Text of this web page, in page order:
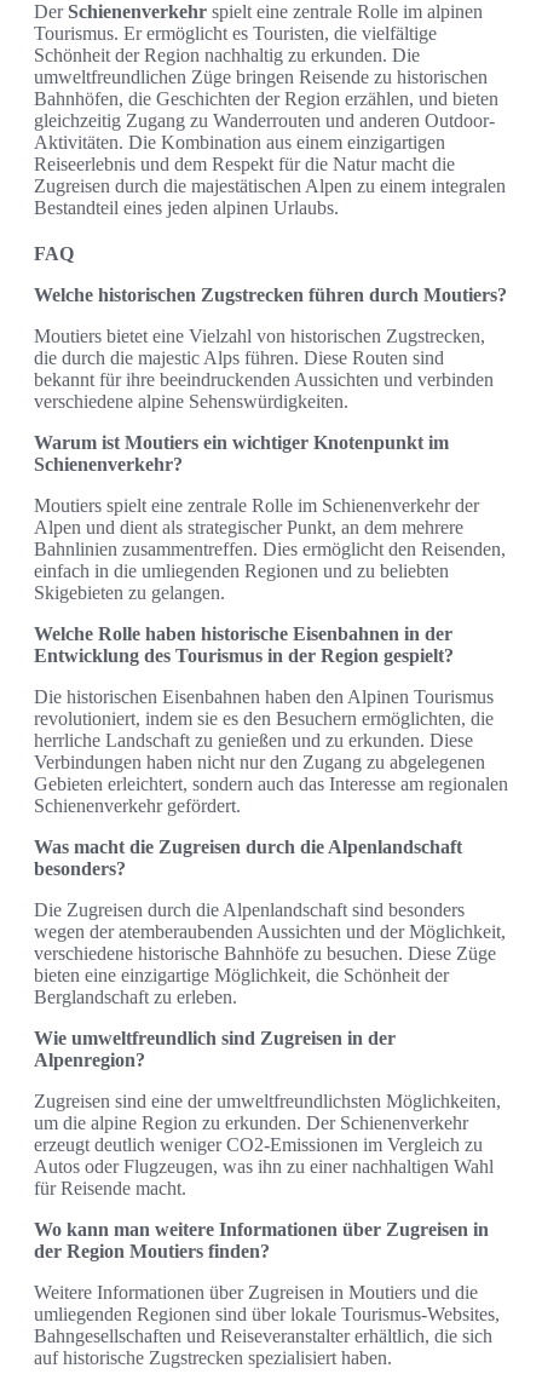
DerSchienenverkehr spielt eine zentrale Rolle im alpinen
Tourismus. Er ermöglicht es Touristen, die vielfältige
Schönheit der Region nachhaltig zu erkunden. Die
umweltfreundlichen Züge bringen Reisende zu historischen
Bahnhöfen, die Geschichten der Region erzählen, und bieten
gleichzeitig Zugang zu Wanderrouten und anderen Outdoor-
Aktivitäten. Die Kombination aus einem einzigartigen
Reiseerlebnis und dem Respekt für die Natur macht die
Zugreisen durch die majestätischen Alpen zu einem integralen
Bestandteil eines jeden alpinen Urlaubs.
FAQ
Welche historischen Zugstrecken führen durch Moutiers?
Moutiers bietet eine Vielzahl von historischen Zugstrecken,
die durch die majestic Alps führen. Diese Routen sind
bekannt für ihre beeindruckenden Aussichten und verbinden
verschiedene alpine Sehenswürdigkeiten.
Warum ist Moutiers ein wichtiger Knotenpunkt im
Schienenverkehr?
Moutiers spielt eine zentrale Rolle im Schienenverkehr der
Alpen und dient als strategischer Punkt, an dem mehrere
Bahnlinien zusammentreffen. Dies ermöglicht den Reisenden,
einfach in die umliegenden Regionen und zu beliebten
Skigebieten zu gelangen.
Welche Rolle haben historische Eisenbahnen in der
Entwicklung des Tourismus in der Region gespielt?
Die historischen Eisenbahnen haben den Alpinen Tourismus
revolutioniert, indem sie es den Besuchern ermöglichten, die
herrliche Landschaft zu genießen und zu erkunden. Diese
Verbindungen haben nicht nur den Zugang zu abgelegenen
Gebieten erleichtert, sondern auch das Interesse am regionalen
Schienenverkehr gefördert.
Was macht die Zugreisen durch die Alpenlandschaft
besonders?
Die Zugreisen durch die Alpenlandschaft sind besonders
wegen der atemberaubenden Aussichten und der Möglichkeit,
verschiedene historische Bahnhöfe zu besuchen. Diese Züge
bieten eine einzigartige Möglichkeit, die Schönheit der
Berglandschaft zu erleben.
Wie umweltfreundlich sind Zugreisen in der
Alpenregion?
Zugreisen sind eine der umweltfreundlichsten Möglichkeiten,
um die alpine Region zu erkunden. Der Schienenverkehr
erzeugt deutlich weniger CO2-Emissionen im Vergleich zu
Autos oder Flugzeugen, was ihn zu einer nachhaltigen Wahl
für Reisende macht.
Wo kann man weitere Informationen über Zugreisen in
der Region Moutiers finden?
Weitere Informationen über Zugreisen in Moutiers und die
umliegenden Regionen sind über lokale Tourismus-Websites,
Bahngesellschaften und Reiseveranstalter erhältlich, die sich
auf historische Zugstrecken spezialisiert haben.